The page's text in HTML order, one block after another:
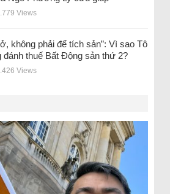
Views
không phải để tích sản”: Vì sao Tô
đánh thuế Bất Động sản thứ 2?
Views